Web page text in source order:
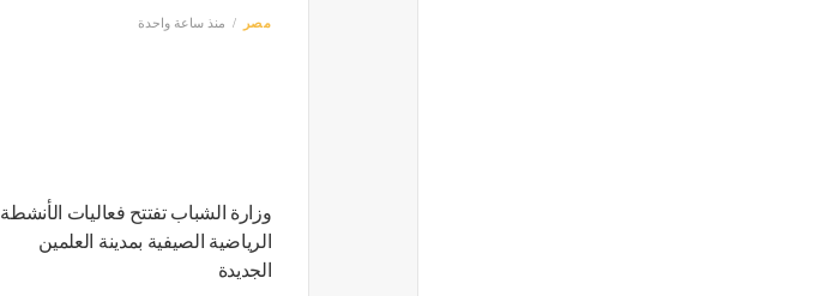
مصر منذ ساعة واحدة
وزارة الشباب تفتتح فعاليات الأنشطة
الرياضية الصيفية بمدينة العلمين
الجديدة